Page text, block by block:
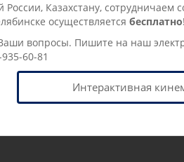
России, Казахстану, сотрудничаем
осущеcтвляется бесплатно!
вопросы. Пишите на наш
60-81
Интерактивная